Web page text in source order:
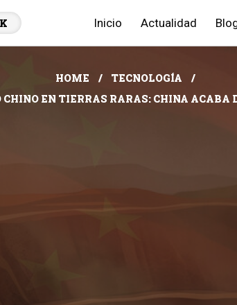
Inicio Actualidad
HOME
TECNOLOGÍA
EN TIERRAS RARAS: CHINA